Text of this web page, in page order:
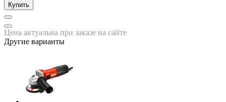
Купить
Цена актуальна при заказе на сайте
Другие варианты